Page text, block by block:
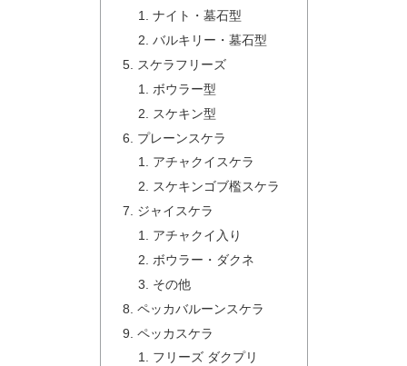
ナイト・墓石型
バルキリー・墓石型
スケラフリーズ
ボウラー型
スケキン型
プレーンスケラ
アチャクイスケラ
スケキンゴブ檻スケラ
ジャイスケラ
アチャクイ入り
ボウラー・ダクネ
その他
ペッカバルーンスケラ
ペッカスケラ
フリーズ ダクプリ